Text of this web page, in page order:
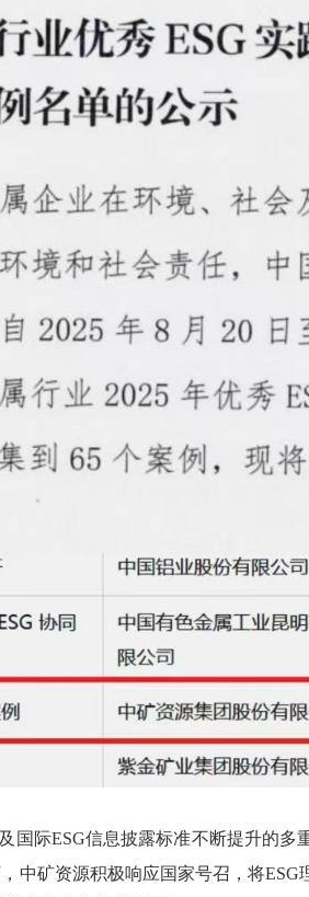
国际ESG信息披露标准不断提升的多
中矿资源积极响应国家号召，将ESG